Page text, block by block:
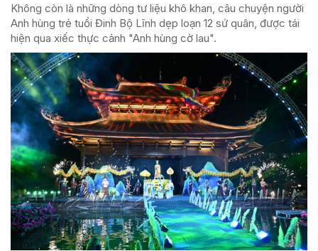
Không còn là những dòng tư liệu khô khan, câu chuyện người
Anh hùng trẻ tuổi Đinh Bộ Lĩnh dẹp loạn 12 sứ quân, được tái
hiện qua xiếc thực cảnh "Anh hùng cờ lau".